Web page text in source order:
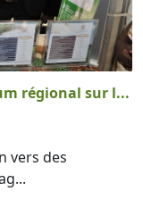
régional sur l...
vers des